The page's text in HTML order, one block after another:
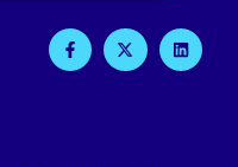
F
A
C
X
-
T
L
I
N